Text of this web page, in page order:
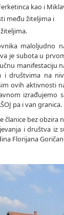
kao i
među žiteljima i
maloljudno
je subota u
manifestaciju
i društvima na
ovih aktivnosti
izrađujemo
pa i van granica.
članice bez
i društva
Florijana